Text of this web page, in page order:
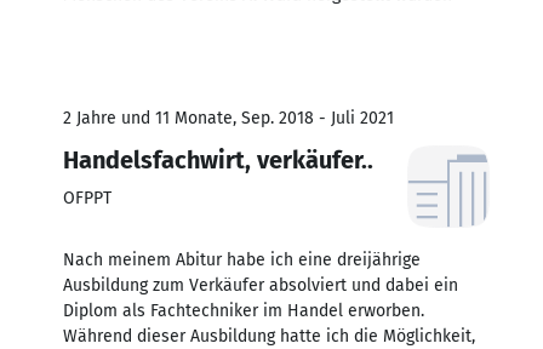
2 Jahre und 11 Monate, Sep. 2018 - Juli 2021
Handelsfachwirt, verkäufer..
OFPPT
Nach meinem Abitur habe ich eine dreijährige
Ausbildung zum Verkäufer absolviert und dabei ein
Diplom als Fachtechniker im Handel erworben.
Während dieser Ausbildung hatte ich die Möglichkeit,